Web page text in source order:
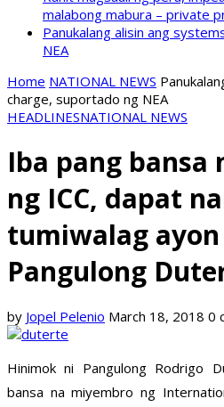
malabong mabura – private
Panukalang alisin ang
NEA
Home NATIONAL NEWS
charge, suportado ng NEA
HEADLINESNATIONAL NEWS
Iba pang bansa
ng ICC, dapat
tumiwalag
Pangulong
by Jopel Pelenio March 18, 2018 0
Hinimok ni Pangulong Rodrigo
bansa na miyembro ng